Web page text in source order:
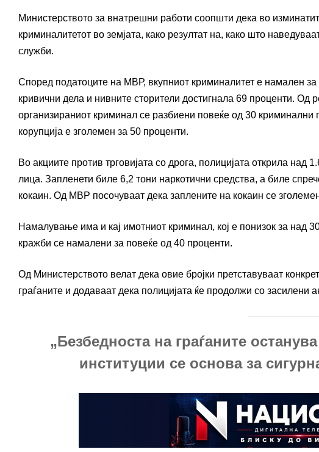
Министерството за внатрешни работи соопшти дека во
криминалитетот во земјата, како резултат на, како што
служби.
Според податоците на МВР, вкупниот криминалитет е намален
кривични дела и нивните сторители достигнала 69 проценти.
организираниот криминал се разбиени повеќе од 30 криминални
корупција е зголемен за 50 проценти.
Во акциите против трговијата со дрога, полицијата открила
лица. Запленети биле 6,2 тони наркотични средства, а биле
кокаин. Од МВР посочуваат дека заплените на кокаин се
Намалување има и кај имотниот криминал, кој е понизок за над
кражби се намалени за повеќе од 40 проценти.
Од Министерството велат дека овие бројки претставуваат
граѓаните и додаваат дека полицијата ќе продолжи со засилени
„Безбедноста на граѓаните
институции се основа за